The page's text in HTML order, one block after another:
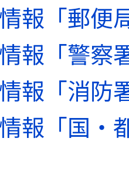
報「郵便
報「警察
報「消防
報「国・